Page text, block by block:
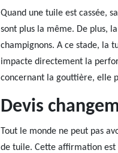
Quand une tuile est cassée,
sont plus la même. De plus,
champignons. A ce stade, la
impacte directement la
concernant la gouttière, elle
Devis
Tout le monde ne peut pas
de tuile. Cette affirmation est